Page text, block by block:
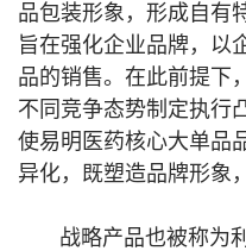
品包装形象，形成自有
旨在强化企业品牌，以
品的销售。在此前提下
不同竞争态势制定执行
使易明医药核心大单品
异化，既塑造品牌形象
战略产品也被称为利